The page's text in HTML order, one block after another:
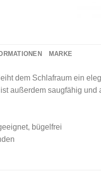
MARKE
dem Schlafraum ein
außerdem saugfähig und
bügelfrei